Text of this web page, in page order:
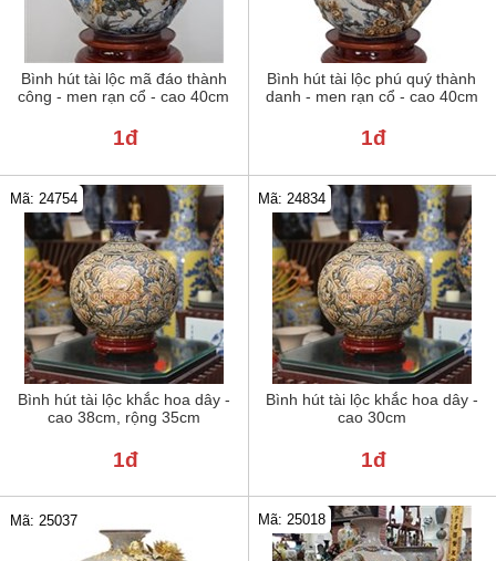
Bình hút tài lộc mã đáo thành
công - men rạn cổ - cao 40cm
1đ
Bình hút tài lộc phú quý thành
danh - men rạn cổ - cao 40cm
1đ
Bình hút tài lộc khắc hoa dây -
cao 38cm, rộng 35cm
Mã: 24754
1đ
Bình hút tài lộc khắc hoa dây -
cao 30cm
Mã: 24834
1đ
Mã: 25037 Mã: 25018